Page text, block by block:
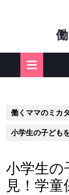
働くママのミカ
小学生の子ども
小学生
見！学